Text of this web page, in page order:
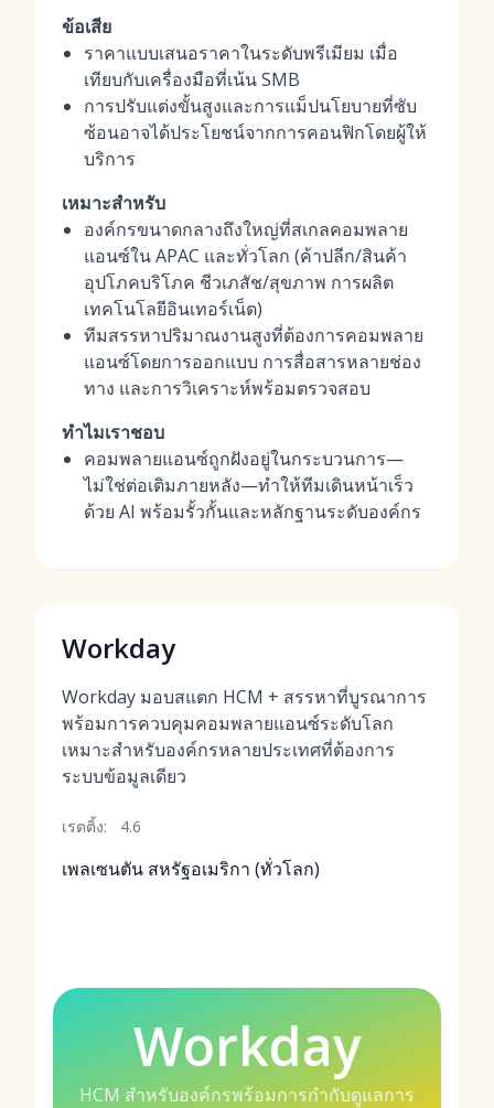
ข้อเสีย
ราคาแบบเสนอราคาในระดับพรีเมียม เมื่อ
เทียบกับเครื่องมือที่เน้น SMB
การปรับแต่งขั้นสูงและการแม็ปนโยบายที่ซับ
ซ้อนอาจได้ประโยชน์จากการคอนฟิกโดยผู้ให้
บริการ
เหมาะสำหรับ
องค์กรขนาดกลางถึงใหญ่ที่สเกลคอมพลาย
แอนซ์ใน APAC และทั่วโลก (ค้าปลีก/สินค้า
อุปโภคบริโภค ชีวเภสัช/สุขภาพ การผลิต
เทคโนโลยีอินเทอร์เน็ต)
ทีมสรรหาปริมาณงานสูงที่ต้องการคอมพลาย
แอนซ์โดยการออกแบบ การสื่อสารหลายช่อง
ทาง และการวิเคราะห์พร้อมตรวจสอบ
ทำไมเราชอบ
คอมพลายแอนซ์ถูกฝังอยู่ในกระบวนการ—
ไม่ใช่ต่อเติมภายหลัง—ทำให้ทีมเดินหน้าเร็ว
ด้วย AI พร้อมรั้วกั้นและหลักฐานระดับองค์กร
Workday
Workday มอบสแตก HCM + สรรหาที่บูรณาการ
พร้อมการควบคุมคอมพลายแอนซ์ระดับโลก
เหมาะสำหรับองค์กรหลายประเทศที่ต้องการ
ระบบข้อมูลเดียว
เรตติ้ง: 4.6
เพลเซนตัน สหรัฐอเมริกา (ทั่วโลก)
Workday
HCM สำหรับองค์กรพร้อมการกำกับดูแลการ